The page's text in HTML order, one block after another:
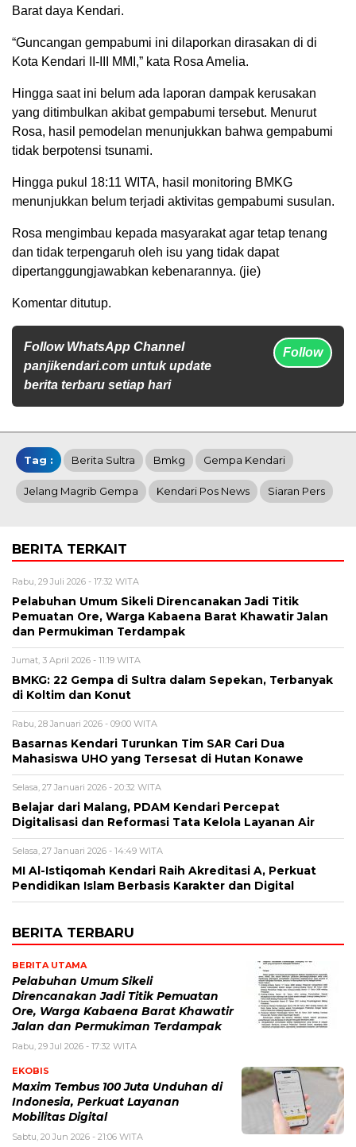
Barat daya Kendari.
“Guncangan gempabumi ini dilaporkan dirasakan di di
Kota Kendari II-III MMI,” kata Rosa Amelia.
Hingga saat ini belum ada laporan dampak kerusakan
yang ditimbulkan akibat gempabumi tersebut. Menurut
Rosa, hasil pemodelan menunjukkan bahwa gempabumi
tidak berpotensi tsunami.
Hingga pukul 18:11 WITA, hasil monitoring BMKG
menunjukkan belum terjadi aktivitas gempabumi susulan.
Rosa mengimbau kepada masyarakat agar tetap tenang
dan tidak terpengaruh oleh isu yang tidak dapat
dipertanggungjawabkan kebenarannya. (jie)
Komentar ditutup.
Follow WhatsApp Channel
panjikendari.com untuk update
berita terbaru setiap hari
Follow
Tag : Berita Sultra Bmkg Gempa Kendari
Jelang Magrib Gempa Kendari Pos News Siaran Pers
BERITA TERKAIT
Rabu, 29 Juli 2026 - 17:32 WITA
Pelabuhan Umum Sikeli Direncanakan Jadi Titik
Pemuatan Ore, Warga Kabaena Barat Khawatir Jalan
dan Permukiman Terdampak
Jumat, 3 April 2026 - 11:19 WITA
BMKG: 22 Gempa di Sultra dalam Sepekan, Terbanyak
di Koltim dan Konut
Rabu, 28 Januari 2026 - 09:00 WITA
Basarnas Kendari Turunkan Tim SAR Cari Dua
Mahasiswa UHO yang Tersesat di Hutan Konawe
Selasa, 27 Januari 2026 - 20:32 WITA
Belajar dari Malang, PDAM Kendari Percepat
Digitalisasi dan Reformasi Tata Kelola Layanan Air
Selasa, 27 Januari 2026 - 14:49 WITA
MI Al-Istiqomah Kendari Raih Akreditasi A, Perkuat
Pendidikan Islam Berbasis Karakter dan Digital
BERITA TERBARU
BERITA UTAMA
Pelabuhan Umum Sikeli
Direncanakan Jadi Titik Pemuatan
Ore, Warga Kabaena Barat Khawatir
Jalan dan Permukiman Terdampak
Rabu, 29 Jul 2026 - 17:32 WITA
EKOBIS
Maxim Tembus 100 Juta Unduhan di
Indonesia, Perkuat Layanan
Mobilitas Digital
Sabtu, 20 Jun 2026 - 21:06 WITA